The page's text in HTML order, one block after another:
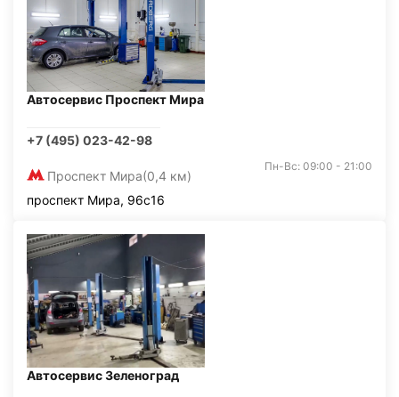
Автосервис Проспект Мира
+7 (495) 023-42-98
Проспект Мира(0,4 км)
Пн-Вс: 09:00 - 21:00
проспект Мира, 96с16
Автосервис Зеленоград